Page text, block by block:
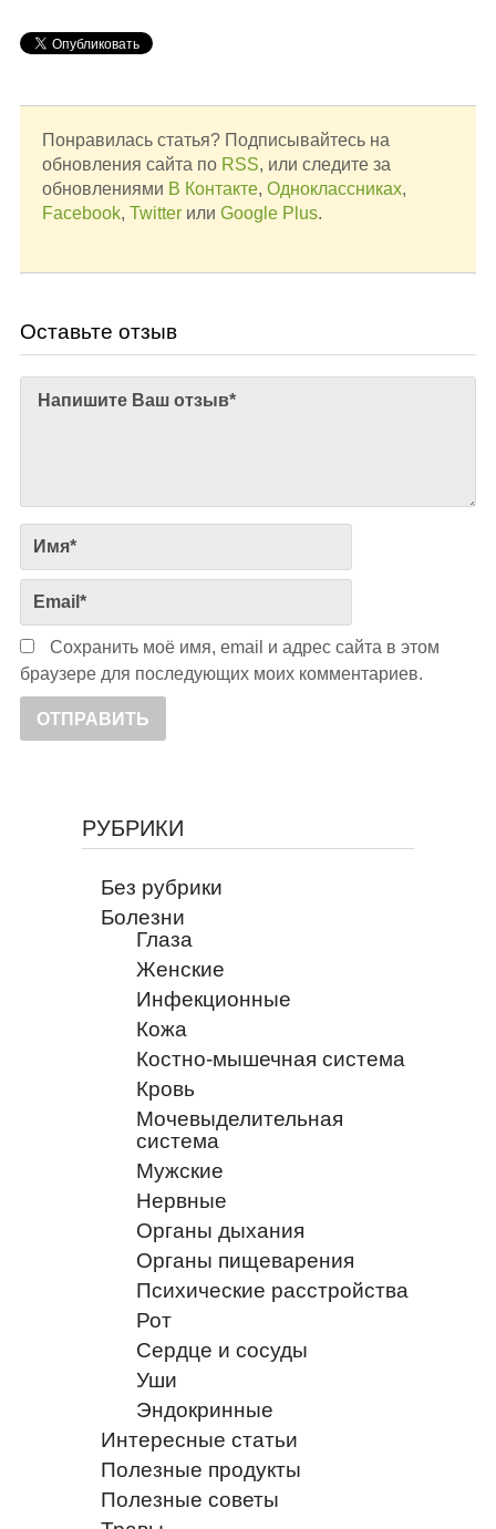
Понравилась статья? Подписывайтесь на
обновления сайта по RSS, или следите за
обновлениями В Контакте, Одноклассниках,
Facebook, Twitterили Google Plus.
Оставьте отзыв
Сохранить моё имя, email и адрес сайта в этом
браузере для последующих моих комментариев.
РУБРИКИ
Без рубрики
Болезни
Глаза
Женские
Инфекционные
Кожа
Костно-мышечная система
Кровь
Мочевыделительная
система
Мужские
Нервные
Органы дыхания
Органы пищеварения
Психические расстройства
Рот
Сердце и сосуды
Уши
Эндокринные
Интересные статьи
Полезные продукты
Полезные советы